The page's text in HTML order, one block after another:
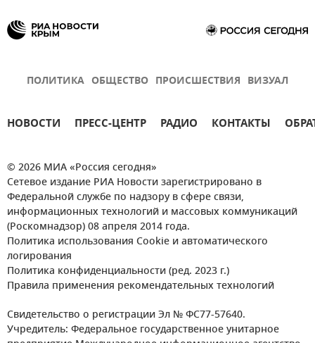
ПОЛИТИКА ОБЩЕСТВО ПРОИСШЕСТВИЯ ВИЗУАЛ
НОВОСТИ ПРЕСС-ЦЕНТР РАДИО КОНТАКТЫ
© 2026 МИА «Россия сегодня»
Сетевое издание РИА Новости зарегистрировано в
Федеральной службе по надзору в сфере связи,
информационных технологий и массовых коммуникаций
(Роскомнадзор) 08 апреля 2014 года.
Политика использования Cookie и автоматического
логирования
Политика конфиденциальности (ред. 2023 г.)
Правила применения рекомендательных технологий
Свидетельство о регистрации Эл № ФС77-57640.
Учредитель: Федеральное государственное унитарное